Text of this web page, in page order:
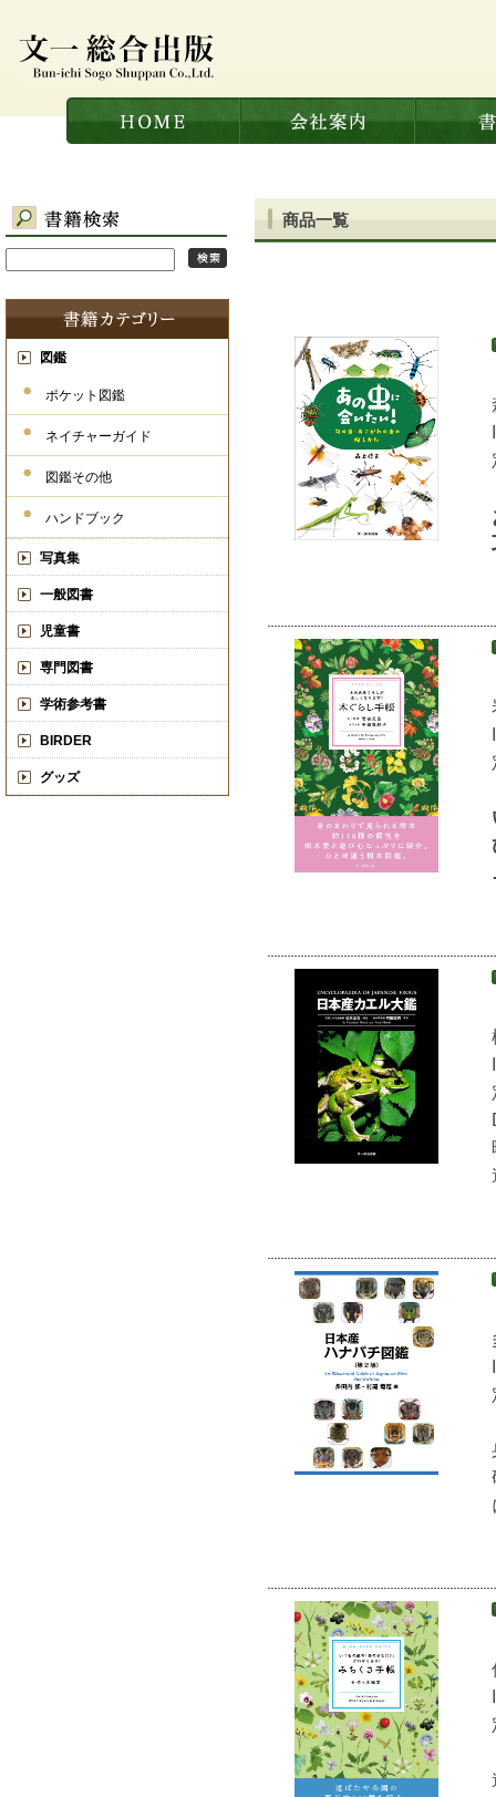
図鑑
ポケット図鑑
ネイチャーガイド
図鑑その他
ハンドブック
写真集
一般図書
児童書
専門図書
学術参考書
BIRDER
グッズ
商品一覧